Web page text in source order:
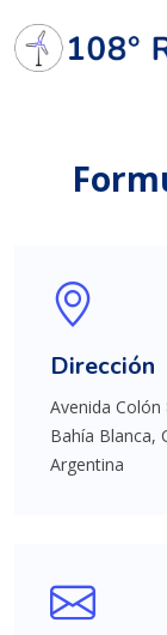
Dirección
Avenida Colón
Bahía Blanca,
Argentina